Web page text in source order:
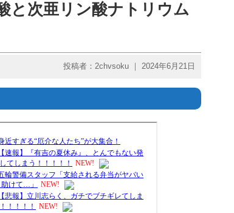
次亜リン酸ナトリウム
投稿者：2chvsoku ｜ 2024年6月21日